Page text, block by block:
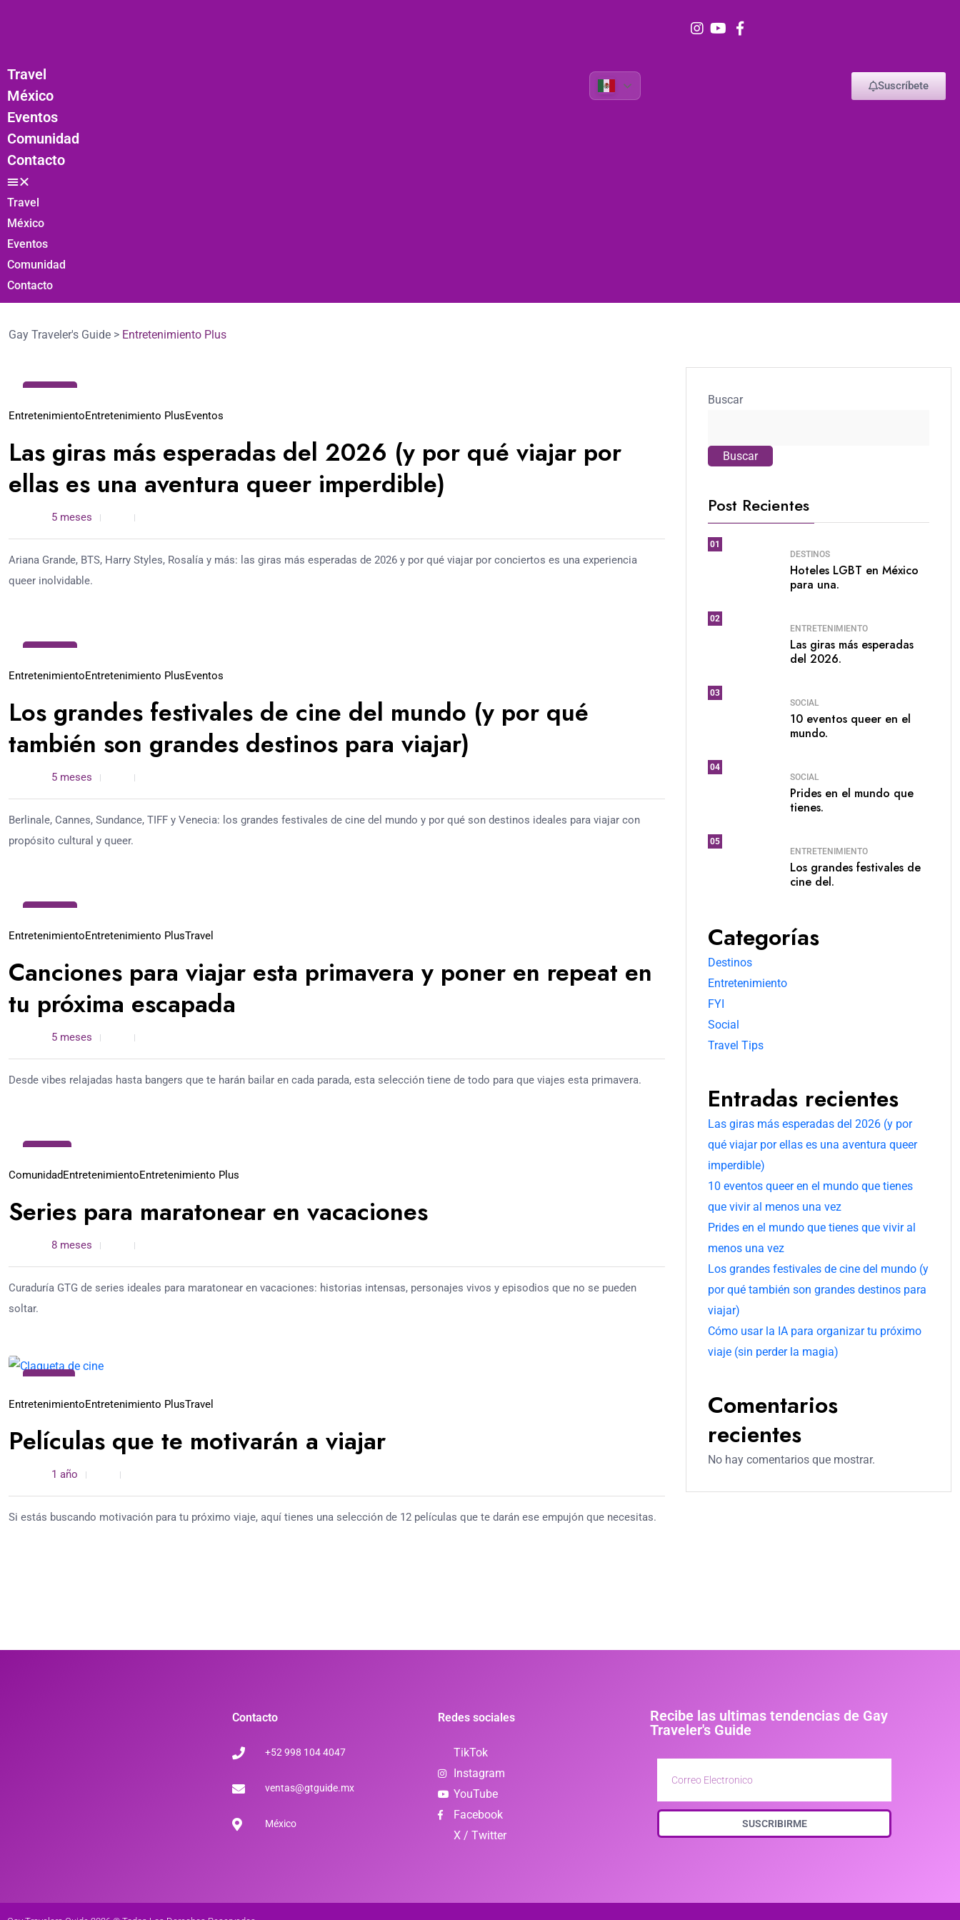
Travel
México
Eventos
Comunidad
Contacto
Travel
México
Eventos
Comunidad
Contacto
Suscríbete
Gay Traveler's Guide > Entretenimiento Plus
Mar
EntretenimientoEntretenimiento PlusEventos
Las giras más esperadas del 2026 (y por qué viajar por
ellas es una aventura queer imperdible)
5 meses
Ariana Grande, BTS, Harry Styles, Rosalía y más: las giras más esperadas de 2026 y por qué viajar por conciertos es una experiencia
queer inolvidable.
Mar
EntretenimientoEntretenimiento PlusEventos
Los grandes festivales de cine del mundo (y por qué
también son grandes destinos para viajar)
5 meses
Berlinale, Cannes, Sundance, TIFF y Venecia: los grandes festivales de cine del mundo y por qué son destinos ideales para viajar con
propósito cultural y queer.
Mar
EntretenimientoEntretenimiento PlusTravel
Canciones para viajar esta primavera y poner en repeat en
tu próxima escapada
5 meses
Desde vibes relajadas hasta bangers que te harán bailar en cada parada, esta selección tiene de todo para que viajes esta primavera.
Dic
ComunidadEntretenimientoEntretenimiento Plus
Series para maratonear en vacaciones
8 meses
Curaduría GTG de series ideales para maratonear en vacaciones: historias intensas, personajes vivos y episodios que no se pueden
soltar.
22
Feb
EntretenimientoEntretenimiento PlusTravel
Películas que te motivarán a viajar
1 año
Si estás buscando motivación para tu próximo viaje, aquí tienes una selección de 12 películas que te darán ese empujón que necesitas.
Buscar
Buscar
Post Recientes
01
DESTINOS
Hoteles LGBT en México
para una.
02
ENTRETENIMIENTO
Las giras más esperadas
del 2026.
03
SOCIAL
10 eventos queer en el
mundo.
04
SOCIAL
Prides en el mundo que
tienes.
05
ENTRETENIMIENTO
Los grandes festivales de
cine del.
Categorías
Destinos
Entretenimiento
FYI
Social
Travel Tips
Entradas recientes
Las giras más esperadas del 2026 (y por
qué viajar por ellas es una aventura queer
imperdible)
10 eventos queer en el mundo que tienes
que vivir al menos una vez
Prides en el mundo que tienes que vivir al
menos una vez
Los grandes festivales de cine del mundo (y
por qué también son grandes destinos para
viajar)
Cómo usar la IA para organizar tu próximo
viaje (sin perder la magia)
Comentarios
recientes
No hay comentarios que mostrar.
Contacto
+52 998 104 4047
ventas@gtguide.mx
México
Redes sociales
TikTok
Instagram
YouTube
Facebook
X / Twitter
Recibe las ultimas tendencias de Gay
Traveler's Guide
SUSCRIBIRME